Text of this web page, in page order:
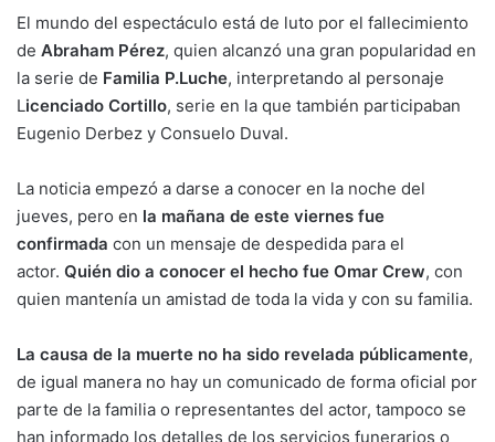
El mundo del espectáculo está de luto por el fallecimiento
de Abraham Pérez, quien alcanzó una gran popularidad en
la serie de Familia P.Luche, interpretando al personaje
Licenciado Cortillo, serie en la que también participaban
Eugenio Derbez y Consuelo Duval.
La noticia empezó a darse a conocer en la noche del
jueves, pero en la mañana de este viernes fue
confirmada con un mensaje de despedida para el
actor. Quién dio a conocer el hecho fue Omar Crew, con
quien mantenía un amistad de toda la vida y con su familia.
La causa de la muerte no ha sido revelada públicamente,
de igual manera no hay un comunicado de forma oficial por
parte de la familia o representantes del actor, tampoco se
han informado los detalles de los servicios funerarios o